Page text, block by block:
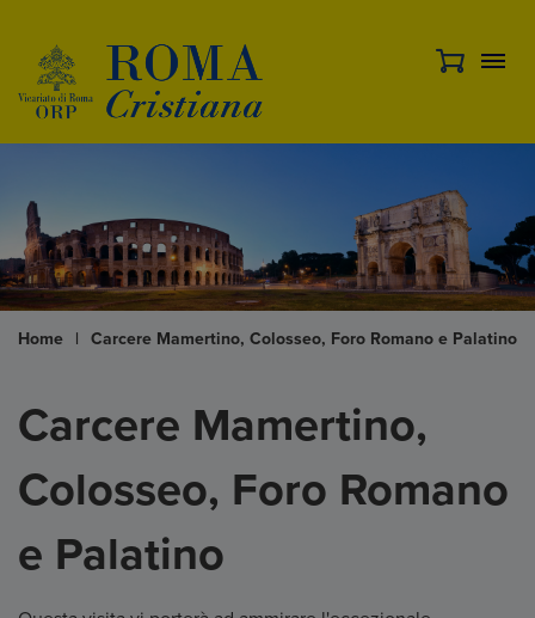
Home | Carcere Mamertino, Colosseo, Foro Romano e Palatino
Carcere Mamertino,
Colosseo, Foro Romano
e Palatino